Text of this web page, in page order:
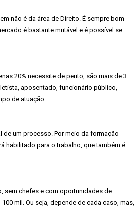
não é da área de Direito. É sempre bom
é bastante mutável e é possível se
20% necessite de perito, são mais de 3
aposentado, funcionário público,
de atuação.
de um processo. Por meio da formação
habilitado para o trabalho, que também é
sem chefes e com oportunidades de
mil. Ou seja, depende de cada caso, mas,